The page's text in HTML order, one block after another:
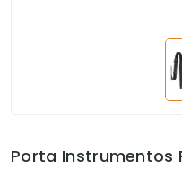
Porta Instrumentos